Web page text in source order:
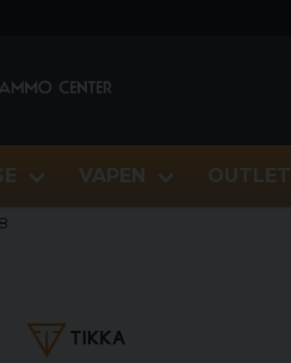
VAPEN OUTLET